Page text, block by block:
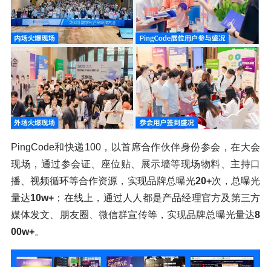
PingCode和快递100，以首席合作伙伴身份参会，在大会
现场，通过参会证、座位贴、展示墙等现场物料、主持口
播、视频循环等合作资源，实现品牌总曝光20+次，总曝光
量达10w+ ；在线上，通过人人都是产品经理官方及第三方
媒体发文、朋友圈、微信群宣传等，实现品牌总曝光量达8
00w+。